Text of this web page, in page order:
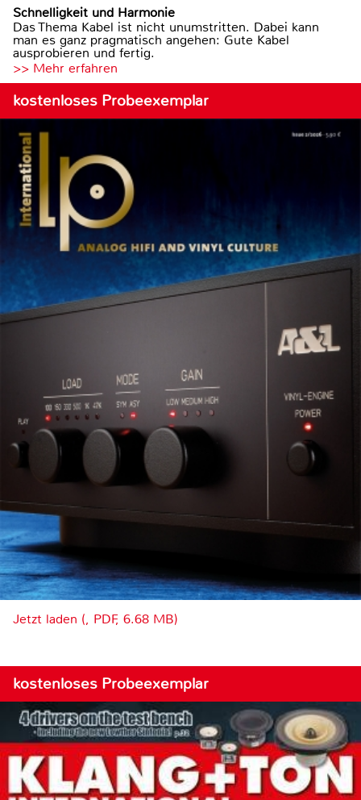
Schnelligkeit und Harmonie
Das Thema Kabel ist nicht unumstritten. Dabei kann
man es ganz pragmatisch angehen: Gute Kabel
ausprobieren und fertig.
>> Mehr erfahren
kostenloses Probeexemplar
Jetzt laden (, PDF, 6.68 MB)
kostenloses Probeexemplar